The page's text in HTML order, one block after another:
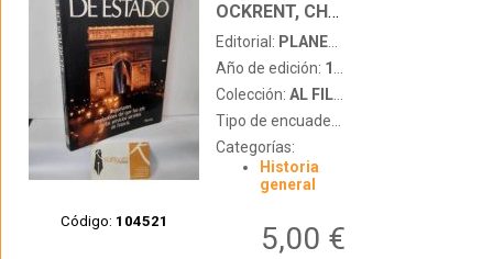
Código: 104521
OCKRENT, CHRISTINE - CONDE DE MARENCHES
Editorial: PLANETA
Año de edición: 1987
Colección: AL FILO DEL TIEMPO
Tipo de encuadernación:
Categorías:
Historia
general
5,00 €